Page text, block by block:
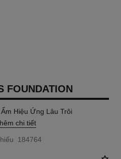
FOUNDATION
Hiệu Ứng Lâu Trôi
chi tiết
184764